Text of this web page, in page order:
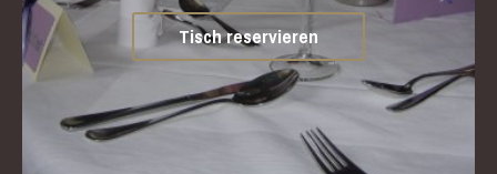
Tisch reservieren